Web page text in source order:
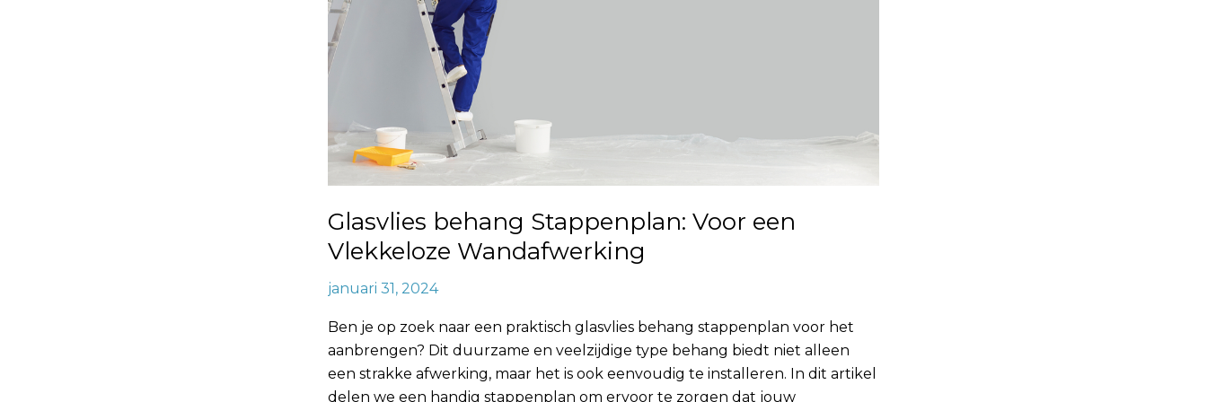
Glasvlies behang Stappenplan: Voor een
Vlekkeloze Wandafwerking
januari 31, 2024
Ben je op zoek naar een praktisch glasvlies behang stappenplan voor het
aanbrengen? Dit duurzame en veelzijdige type behang biedt niet alleen
een strakke afwerking, maar het is ook eenvoudig te installeren. In dit artikel
delen we een handig stappenplan om ervoor te zorgen dat jouw